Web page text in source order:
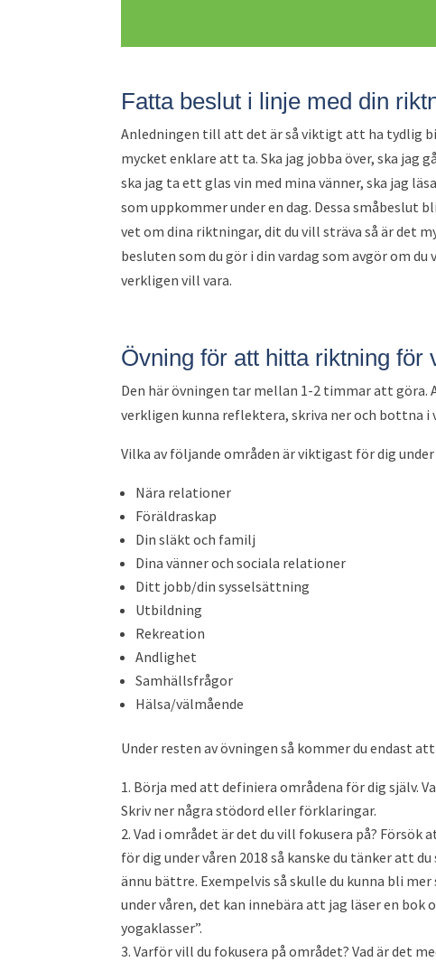
Fatta beslut i linje med din
Anledningen till att det är så viktigt att ha tydlig
mycket enklare att ta. Ska jag jobba över, ska jag
ska jag ta ett glas vin med mina vänner, ska jag
som uppkommer under en dag. Dessa
vet om dina riktningar, dit du vill sträva så är det
besluten som du gör i din vardag som avgör om
verkligen vill vara.
Övning för att hitta riktning för
Den här övningen tar mellan 1-2 timmar att
verkligen kunna reflektera, skriva ner och bottna i
Vilka av följande områden är viktigast för dig
Nära relationer
Föräldraskap
Din släkt och familj
Dina vänner och sociala relationer
Ditt jobb/din sysselsättning
Utbildning
Rekreation
Andlighet
Samhällsfrågor
Hälsa/välmående
Under resten av övningen så kommer du endast
Börja med att definiera områdena för dig själv.
Skriv ner några stödord eller förklaringar.
Vad i området är det du vill fokusera på?
för dig under våren 2018 så kanske du tänker att
ännu bättre. Exempelvis så skulle du kunna bli
under våren, det kan innebära att jag läser en
yogaklasser”.
Varför vill du fokusera på området? Vad är det